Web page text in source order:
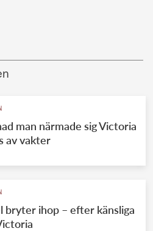
man närmade sig Victoria
av vakter
bryter ihop – efter känsliga